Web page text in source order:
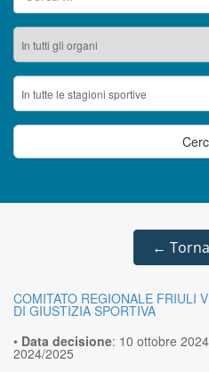
←
COMITATO REGIONALE FRIULI
DI GIUSTIZIA SPORTIVA
• Data decisione: 10 ottobre 2024
2024/2025